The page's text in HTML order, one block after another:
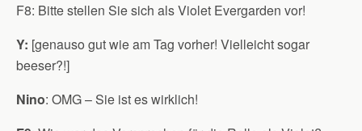
F8: Bitte stellen Sie sich als Violet Evergarden vor!
Y: [genauso gut wie am Tag vorher! Vielleicht sogar
beeser?!]
Nino: OMG – Sie ist es wirklich!